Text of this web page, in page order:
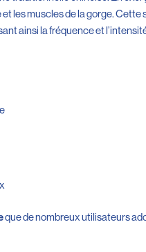
les muscles de la gorge.
ainsi la fréquence et
que de nombreux utilisateurs